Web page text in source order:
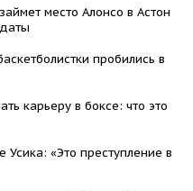
место Алонсо в Астон
пробились в
карьеру в боксе: что это
«Это преступление в